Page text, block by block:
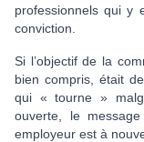
professionnels qui y
conviction.
Si l’objectif de la
bien compris, était
qui « tourne »
ouverte, le
employeur est à